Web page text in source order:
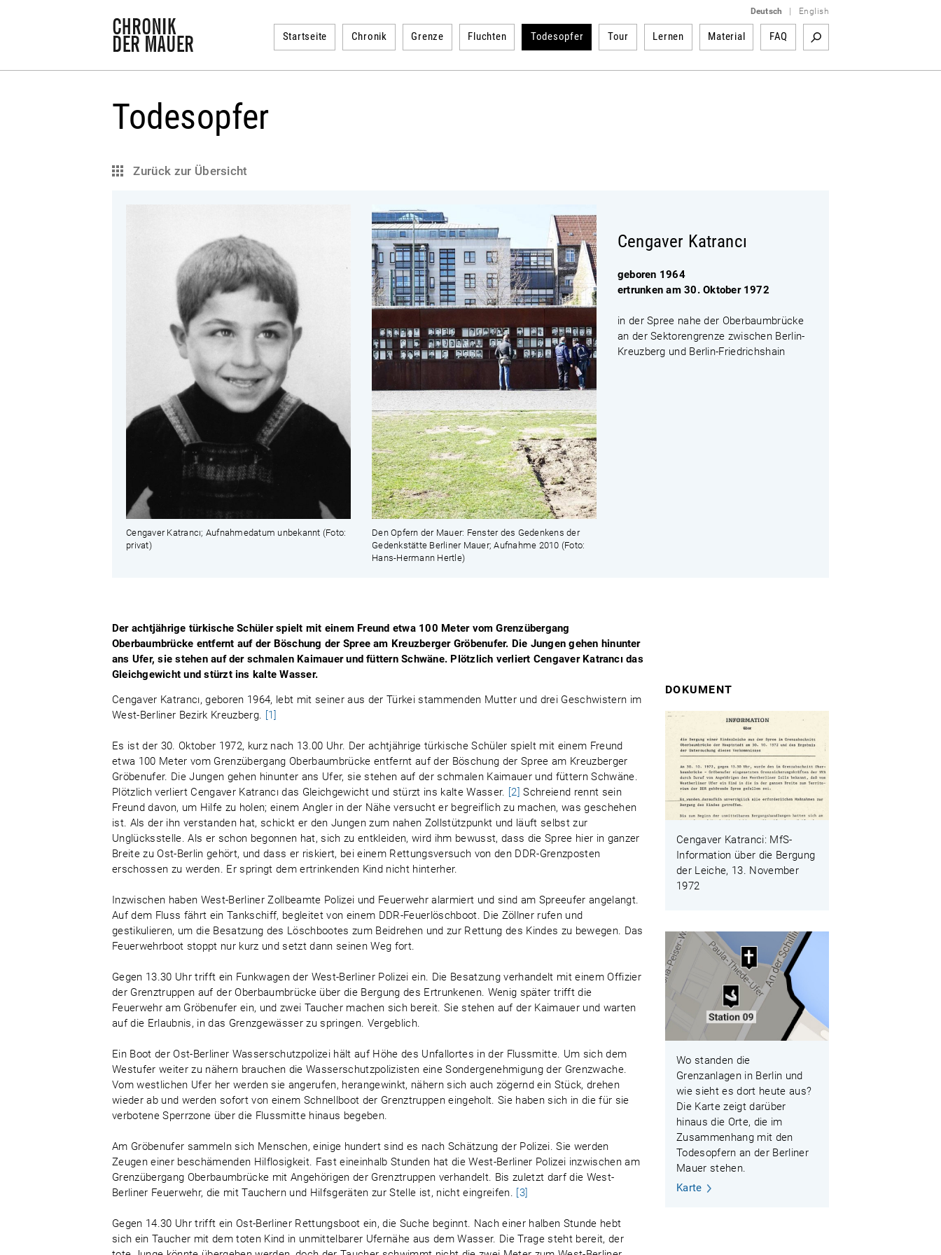
Deutsch English
Startseite Chronik Grenze Fluchten Todesopfer Tour Lernen Material FAQ
Todesopfer
Zurück zur Übersicht
Cengaver Katrancı; Aufnahmedatum unbekannt (Foto:
privat)
Den Opfern der Mauer: Fenster des Gedenkens der
Gedenkstätte Berliner Mauer; Aufnahme 2010 (Foto:
Hans-Hermann Hertle)
Cengaver Katrancı
geboren 1964
ertrunken am 30. Oktober 1972
in der Spree nahe der Oberbaumbrücke
an der Sektorengrenze zwischen Berlin-
Kreuzberg und Berlin-Friedrichshain
Der achtjährige türkische Schüler spielt mit einem Freund etwa 100 Meter vom Grenzübergang
Oberbaumbrücke entfernt auf der Böschung der Spree am Kreuzberger Gröbenufer. Die Jungen gehen hinunter
ans Ufer, sie stehen auf der schmalen Kaimauer und füttern Schwäne. Plötzlich verliert Cengaver Katrancı das
Gleichgewicht und stürzt ins kalte Wasser.
Cengaver Katrancı, geboren 1964, lebt mit seiner aus der Türkei stammenden Mutter und drei Geschwistern im
West-Berliner Bezirk Kreuzberg. [1]
Es ist der 30. Oktober 1972, kurz nach 13.00 Uhr. Der achtjährige türkische Schüler spielt mit einem Freund
etwa 100 Meter vom Grenzübergang Oberbaumbrücke entfernt auf der Böschung der Spree am Kreuzberger
Gröbenufer. Die Jungen gehen hinunter ans Ufer, sie stehen auf der schmalen Kaimauer und füttern Schwäne.
Plötzlich verliert Cengaver Katrancı das Gleichgewicht und stürzt ins kalte Wasser. [2] Schreiend rennt sein
Freund davon, um Hilfe zu holen; einem Angler in der Nähe versucht er begreiflich zu machen, was geschehen
ist. Als der ihn verstanden hat, schickt er den Jungen zum nahen Zollstützpunkt und läuft selbst zur
Unglücksstelle. Als er schon begonnen hat, sich zu entkleiden, wird ihm bewusst, dass die Spree hier in ganzer
Breite zu Ost-Berlin gehört, und dass er riskiert, bei einem Rettungsversuch von den DDR-Grenzposten
erschossen zu werden. Er springt dem ertrinkenden Kind nicht hinterher.
Inzwischen haben West-Berliner Zollbeamte Polizei und Feuerwehr alarmiert und sind am Spreeufer angelangt.
Auf dem Fluss fährt ein Tankschiff, begleitet von einem DDR-Feuerlöschboot. Die Zöllner rufen und
gestikulieren, um die Besatzung des Löschbootes zum Beidrehen und zur Rettung des Kindes zu bewegen. Das
Feuerwehrboot stoppt nur kurz und setzt dann seinen Weg fort.
Gegen 13.30 Uhr trifft ein Funkwagen der West-Berliner Polizei ein. Die Besatzung verhandelt mit einem Offizier
der Grenztruppen auf der Oberbaumbrücke über die Bergung des Ertrunkenen. Wenig später trifft die
Feuerwehr am Gröbenufer ein, und zwei Taucher machen sich bereit. Sie stehen auf der Kaimauer und warten
auf die Erlaubnis, in das Grenzgewässer zu springen. Vergeblich.
Ein Boot der Ost-Berliner Wasserschutzpolizei hält auf Höhe des Unfallortes in der Flussmitte. Um sich dem
Westufer weiter zu nähern brauchen die Wasserschutzpolizisten eine Sondergenehmigung der Grenzwache.
Vom westlichen Ufer her werden sie angerufen, herangewinkt, nähern sich auch zögernd ein Stück, drehen
wieder ab und werden sofort von einem Schnellboot der Grenztruppen eingeholt. Sie haben sich in die für sie
verbotene Sperrzone über die Flussmitte hinaus begeben.
Am Gröbenufer sammeln sich Menschen, einige hundert sind es nach Schätzung der Polizei. Sie werden
Zeugen einer beschämenden Hilflosigkeit. Fast eineinhalb Stunden hat die West-Berliner Polizei inzwischen am
Grenzübergang Oberbaumbrücke mit Angehörigen der Grenztruppen verhandelt. Bis zuletzt darf die West-
Berliner Feuerwehr, die mit Tauchern und Hilfsgeräten zur Stelle ist, nicht eingreifen. [3]
Gegen 14.30 Uhr trifft ein Ost-Berliner Rettungsboot ein, die Suche beginnt. Nach einer halben Stunde hebt
sich ein Taucher mit dem toten Kind in unmittelbarer Ufernähe aus dem Wasser. Die Trage steht bereit, der
DOKUMENT
Cengaver Katranci: MfS-
Information über die Bergung
der Leiche, 13. November
1972
Wo standen die
Grenzanlagen in Berlin und
wie sieht es dort heute aus?
Die Karte zeigt darüber
hinaus die Orte, die im
Zusammenhang mit den
Todesopfern an der Berliner
Mauer stehen.
Karte